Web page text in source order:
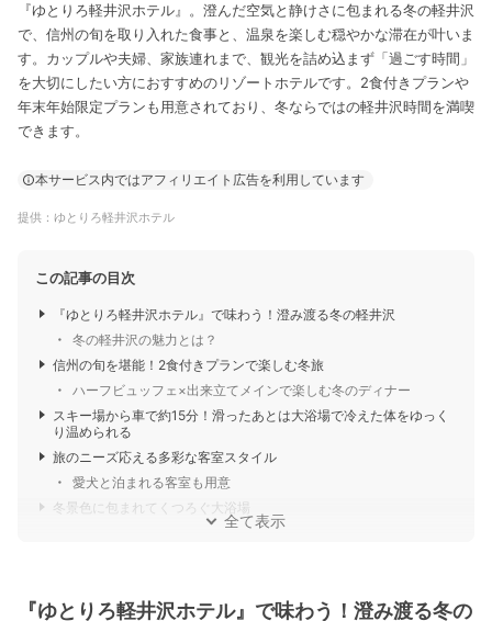
『ゆとりろ軽井沢ホテル』。澄んだ空気と静けさに包まれる冬の軽井沢
で、信州の旬を取り入れた食事と、温泉を楽しむ穏やかな滞在が叶いま
す。カップルや夫婦、家族連れまで、観光を詰め込まず「過ごす時間」
を大切にしたい方におすすめのリゾートホテルです。2食付きプランや
年末年始限定プランも用意されており、冬ならではの軽井沢時間を満喫
できます。
本サービス内ではアフィリエイト広告を利用しています
提供：ゆとりろ軽井沢ホテル
この記事の目次
『ゆとりろ軽井沢ホテル』で味わう！澄み渡る冬の軽井沢
冬の軽井沢の魅力とは？
信州の旬を堪能！2食付きプランで楽しむ冬旅
ハーフビュッフェ×出来立てメインで楽しむ冬のディナー
スキー場から車で約15分！滑ったあとは大浴場で冷えた体をゆっく
り温められる
旅のニーズ応える多彩な客室スタイル
愛犬と泊まれる客室も用意
冬景色に包まれてくつろぐ大浴場
全て表示
『ゆとりろ軽井沢ホテル』で味わう！澄み渡る冬の